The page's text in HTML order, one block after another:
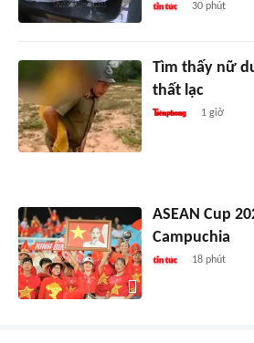
30 phút
Tìm thấy nữ
thất lạc
1 giờ
ASEAN Cup
Campuchia
18 phút